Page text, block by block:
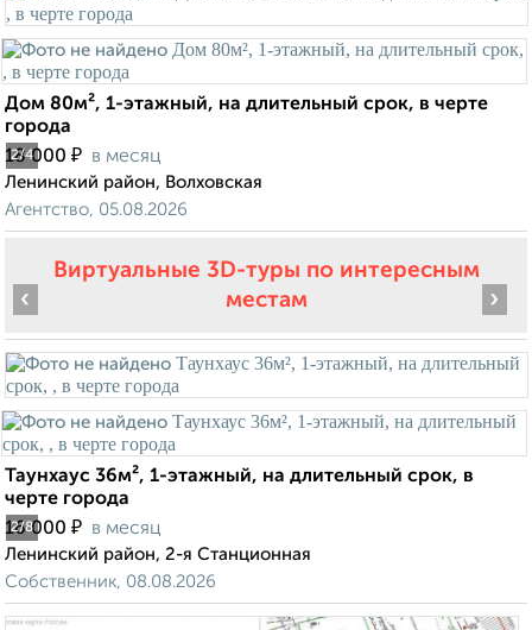
2/4
Дом 80м², 1-этажный, на длительный срок, в черте
города
18 000 ₽ в месяц
Ленинский район, Волховская
Агентство, 05.08.2026
Виртуальные 3D-туры по интересным
местам
2/8
‹ ›
Таунхаус 36м², 1-этажный, на длительный срок, в
черте города
16 000 ₽ в месяц
Ленинский район, 2-я Станционная
Собственник, 08.08.2026